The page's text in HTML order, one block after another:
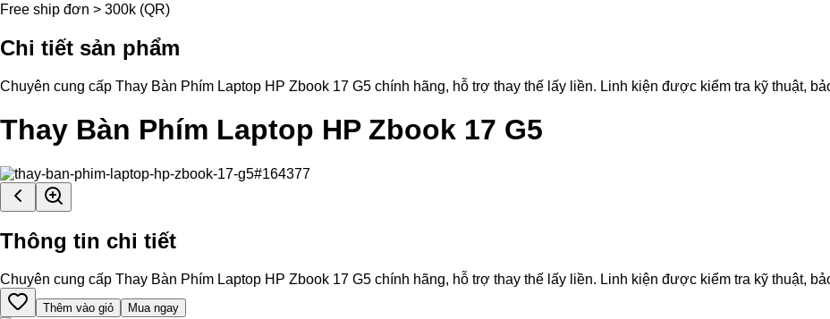
Free ship đơn > 300k (QR)
Chi tiết sản phẩm
Chuyên cung cấp Thay Bàn Phím Laptop HP Zbook 17 G5 chính hãng, hỗ trợ thay thế lấy liền. Linh kiện được kiểm tra kỹ thuật,
Thay Bàn Phím Laptop HP Zbook 17 G5
Thông tin chi tiết
Chuyên cung cấp Thay Bàn Phím Laptop HP Zbook 17 G5 chính hãng, hỗ trợ thay thế lấy liền. Linh kiện được kiểm tra kỹ thuật,
Thêm vào giỏ Mua ngay